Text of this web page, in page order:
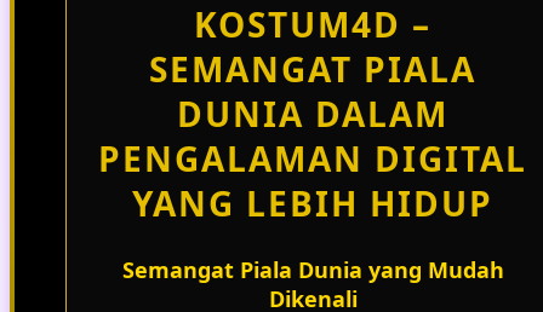
KOSTUM4D –
SEMANGAT PIALA
DUNIA DALAM
PENGALAMAN DIGITAL
YANG LEBIH HIDUP
Semangat Piala Dunia yang Mudah
Dikenali